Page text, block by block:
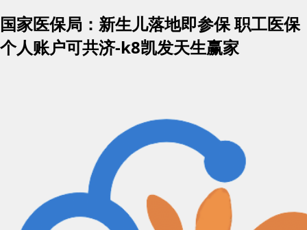
国家医保局：新生儿落地即参保 职工医保
个人账户可共济-k8凯发天生赢家